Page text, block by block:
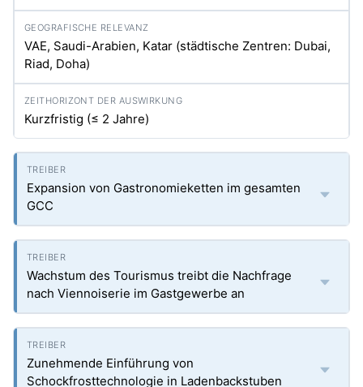
VAE, Saudi-Arabien, Katar (städtische Zentren: Dubai,
Riad, Doha)
Kurzfristig (≤ 2 Jahre)
Expansion von Gastronomieketten im gesamten
GCC
Wachstum des Tourismus treibt die Nachfrage
nach Viennoiserie im Gastgewerbe an
Zunehmende Einführung von
Schockfrosttechnologie in Ladenbackstuben